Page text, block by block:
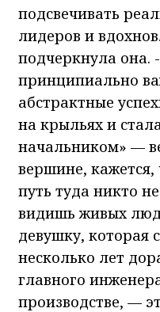
подсвечивать
лидеров и
подчеркнула она.
принципиально
абстрактные
на крыльях и
начальником» —
вершине, кажется,
путь туда никто
видишь живых
девушку, которая
несколько лет
главного
производстве, —